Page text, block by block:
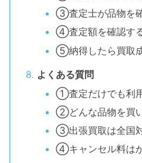
③査定士が品物を
④査定額を確認す
⑤納得したら買取
よくある質問
①査定だけでも利
②どんな品物を買
③出張買取は全国
④キャンセル料は